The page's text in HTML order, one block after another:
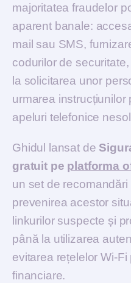
majoritatea fraudelor
aparent banale:
mail sau SMS,
codurilor de
la solicitarea unor
urmarea instrucțiunilor
apeluri telefonice
Ghidul lansat de
gratuit pe platforma
un set de
prevenirea acestor
linkurilor suspecte și
până la utilizarea
evitarea rețelelor Wi-
financiare.